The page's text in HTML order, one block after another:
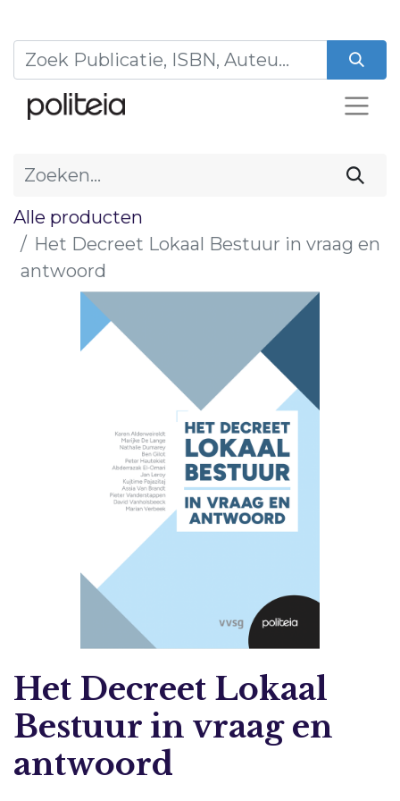
Alle producten
Het Decreet Lokaal Bestuur in vraag en
antwoord
Het Decreet Lokaal
Bestuur in vraag en
antwoord